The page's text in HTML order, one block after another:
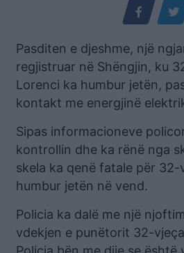
Pasditen e djeshme, një
regjistruar në Shëngjin, ku
Lorenci ka humbur jetën,
kontakt me energjinë
Sipas informacioneve
kontrollin dhe ka rënë nga
skela ka qenë fatale për 32-
humbur jetën në vend.
Policia ka dalë me një
vdekjen e punëtorit 32-